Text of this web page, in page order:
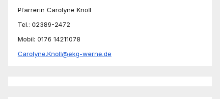
Pfarrerin Carolyne Knoll
Tel.: 02389-2472
Mobil: 0176 14211078
Carolyne.Knoll@ekg-werne.de